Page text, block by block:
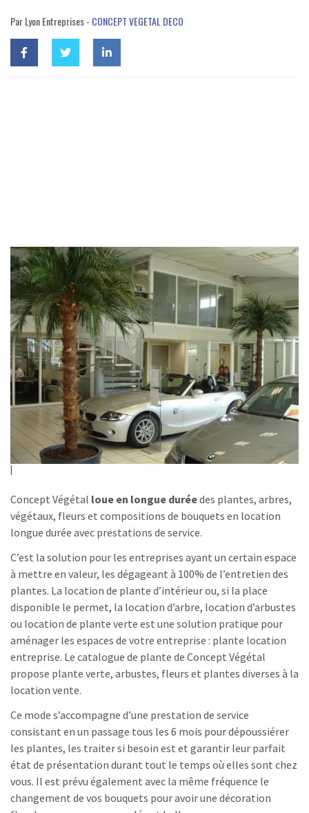
Par Lyon Entreprises - CONCEPT VEGETAL DECO
Concept Végétal loue en longue duréedes plantes, arbres,
végétaux, fleurs et compositions de bouquets en location
longue durée avec prestations de service.
C’est la solution pour les entreprises ayant un certain espace
à mettre en valeur, les dégageant à 100% de l’entretien des
plantes. La location de plante d’intérieur ou, si la place
disponible le permet, la location d’arbre, location d’arbustes
ou location de plante verte est une solution pratique pour
aménager les espaces de votre entreprise : plante location
entreprise. Le catalogue de plante de Concept Végétal
propose plante verte, arbustes, fleurs et plantes diverses à la
location vente.
Ce mode s’accompagne d’une prestation de service
consistant en un passage tous les 6 mois pour dépoussiérer
les plantes, les traiter si besoin est et garantir leur parfait
état de présentation durant tout le temps où elles sont chez
vous. Il est prévu également avec la même fréquence le
changement de vos bouquets pour avoir une décoration